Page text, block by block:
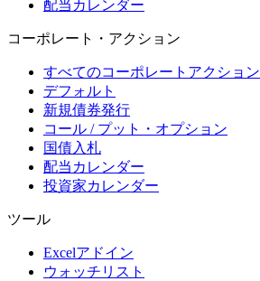
配当カレンダー
コーポレート・アクション
すべてのコーポレートアクション
デフォルト
新規債券発行
コール / プット・オプション
国債入札
配当カレンダー
投資家カレンダー
ツール
Excelアドイン
ウォッチリスト